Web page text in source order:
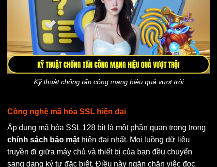
Kỹ thuật chống tấn công mạng hiệu quả vượt trội
Công nghệ mã hóa SSL hiện đại
Áp dụng mã hóa SSL 128 bit là một phần quan trọng trong
chính sách bảo mật hiện đại nhất. Mọi luồng dữ liệu
truyền đi giữa máy chủ và thiết bị của bạn đều chuyển
sang dạng ký tự đặc biệt. Điều này ngăn chặn việc đọc